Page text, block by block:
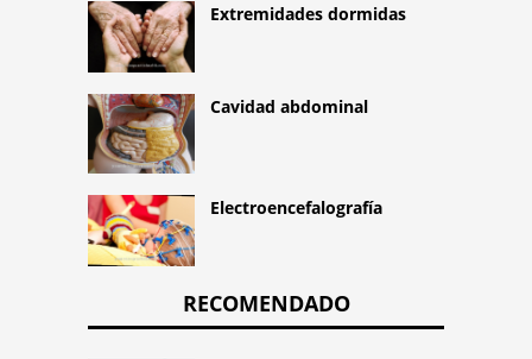
Extremidades dormidas
Cavidad abdominal
Electroencefalografía
RECOMENDADO